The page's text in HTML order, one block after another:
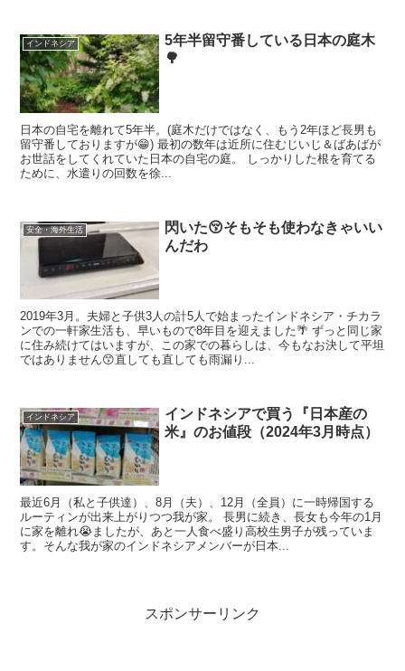
インドネシア
5年半留守番している日本の庭木
🌳
日本の自宅を離れて5年半。(庭木だけではなく、もう2年ほど長男も
留守番しておりますが😁) 最初の数年は近所に住むじいじ＆ばあばが
お世話をしてくれていた日本の自宅の庭。 しっかりした根を育てる
ために、水遣りの回数を徐...
安全・海外生活
閃いた😚そもそも使わなきゃいい
んだわ
2019年3月。夫婦と子供3人の計5人で始まったインドネシア・チカラ
ンでの一軒家生活も、早いもので8年目を迎えました🌴 ずっと同じ家
に住み続けてはいますが、この家での暮らしは、今もなお決して平坦
ではありません😙直しても直しても雨漏り...
インドネシア
インドネシアで買う『日本産の
米』のお値段（2024年3月時点）
最近6月（私と子供達）、8月（夫）、12月（全員）に一時帰国する
ルーティンが出来上がりつつ我が家。 長男に続き、長女も今年の1月
に家を離れ😭ましたが、あと一人食べ盛り高校生男子が残っていま
す。そんな我が家のインドネシアメンバーが日本...
スポンサーリンク